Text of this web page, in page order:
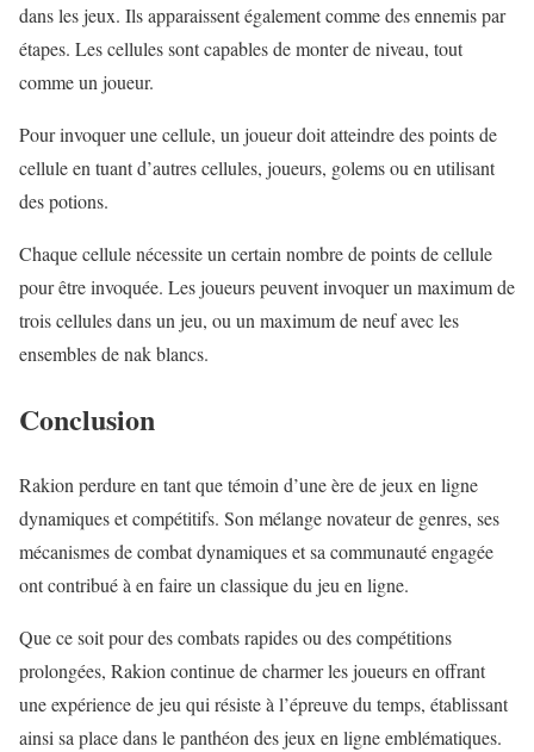
dans les jeux. Ils apparaissent également comme des ennemis par
étapes. Les cellules sont capables de monter de niveau, tout
comme un joueur.
Pour invoquer une cellule, un joueur doit atteindre des points de
cellule en tuant d’autres cellules, joueurs, golems ou en utilisant
des potions.
Chaque cellule nécessite un certain nombre de points de cellule
pour être invoquée. Les joueurs peuvent invoquer un maximum de
trois cellules dans un jeu, ou un maximum de neuf avec les
ensembles de nak blancs.
Conclusion
Rakion perdure en tant que témoin d’une ère de jeux en ligne
dynamiques et compétitifs. Son mélange novateur de genres, ses
mécanismes de combat dynamiques et sa communauté engagée
ont contribué à en faire un classique du jeu en ligne.
Que ce soit pour des combats rapides ou des compétitions
prolongées, Rakion continue de charmer les joueurs en offrant
une expérience de jeu qui résiste à l’épreuve du temps, établissant
ainsi sa place dans le panthéon des jeux en ligne emblématiques.